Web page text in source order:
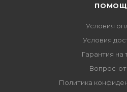
Условия
Условия
Гарантия на
Вопрос-
Политика